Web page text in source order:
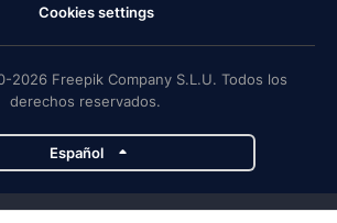
Cookies settings
2026 Freepik Company S.L.U. Todos los
derechos reservados.
Español